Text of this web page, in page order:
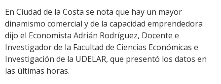
En Ciudad de la Costa se nota que hay un mayor
dinamismo comercial y de la capacidad emprendedora
dijo el Economista Adrián Rodríguez, Docente e
Investigador de la Facultad de Ciencias Económicas e
Investigación de la UDELAR, que presentó los datos en
las últimas horas.